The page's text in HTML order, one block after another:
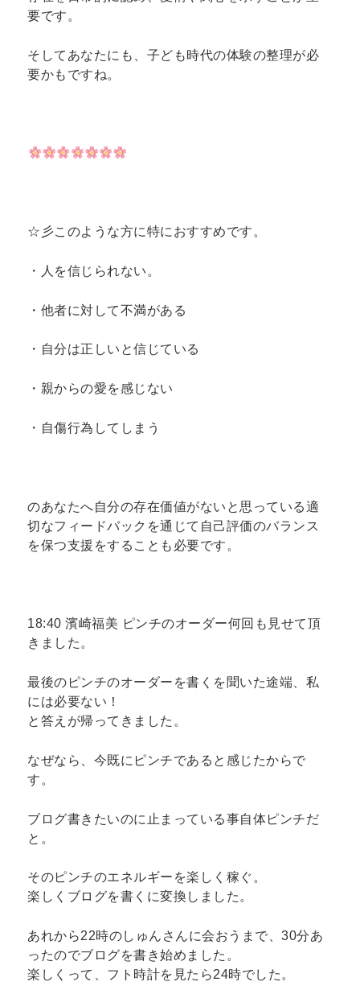
要です。
そしてあなたにも、子ども時代の体験の整理が必
要かもですね。
☆彡このような方に特におすすめです。
・人を信じられない。
・他者に対して不満がある
・自分は正しいと信じている
・親からの愛を感じない
・自傷行為してしまう
のあなたへ自分の存在価値がないと思っている適
切なフィードバックを通じて自己評価のバランス
を保つ支援をすることも必要です。
18:40 濱崎福美 ピンチのオーダー何回も見せて頂
きました。
最後のピンチのオーダーを書くを聞いた途端、私
には必要ない！
と答えが帰ってきました。
なぜなら、今既にピンチであると感じたからで
す。
ブログ書きたいのに止まっている事自体ピンチだ
と。
そのピンチのエネルギーを楽しく稼ぐ。
楽しくブログを書くに変換しました。
あれから22時のしゅんさんに会おうまで、30分あ
ったのでブログを書き始めました。
楽しくって、フト時計を見たら24時でした。